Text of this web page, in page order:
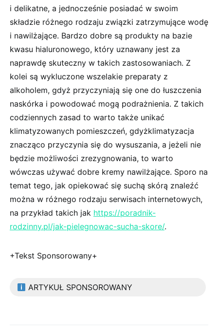
i delikatne, a jednocześnie posiadać w swoim
składzie różnego rodzaju związki zatrzymujące wodę
i nawilżające. Bardzo dobre są produkty na bazie
kwasu hialuronowego, który uznawany jest za
naprawdę skuteczny w takich zastosowaniach. Z
kolei są wykluczone wszelakie preparaty z
alkoholem, gdyż przyczyniają się one do łuszczenia
naskórka i powodować mogą podrażnienia. Z takich
codziennych zasad to warto także unikać
klimatyzowanych pomieszczeń, gdyżklimatyzacja
znacząco przyczynia się do wysuszania, a jeżeli nie
będzie możliwości zrezygnowania, to warto
wówczas używać dobre kremy nawilżające. Sporo na
temat tego, jak opiekować się suchą skórą znaleźć
można w różnego rodzaju serwisach internetowych,
na przykład takich jak https://poradnik-
rodzinny.pl/jak-pielegnowac-sucha-skore/.
+Tekst Sponsorowany+
ARTYKUŁ SPONSOROWANY